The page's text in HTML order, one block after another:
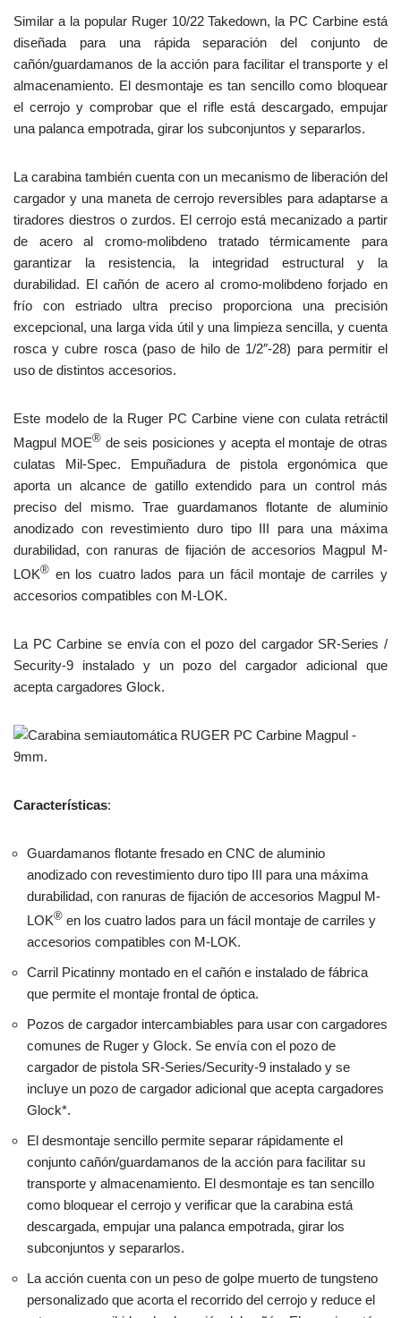
Similar a la popular Ruger 10/22 Takedown, la PC Carbine está
diseñada para una rápida separación del conjunto de
cañón/guardamanos de la acción para facilitar el transporte y el
almacenamiento. El desmontaje es tan sencillo como bloquear
el cerrojo y comprobar que el rifle está descargado, empujar
una palanca empotrada, girar los subconjuntos y separarlos.
La carabina también cuenta con un mecanismo de liberación del
cargador y una maneta de cerrojo reversibles para adaptarse a
tiradores diestros o zurdos. El cerrojo está mecanizado a partir
de acero al cromo-molibdeno tratado térmicamente para
garantizar la resistencia, la integridad estructural y la
durabilidad. El cañón de acero al cromo-molibdeno forjado en
frío con estriado ultra preciso proporciona una precisión
excepcional, una larga vida útil y una limpieza sencilla, y cuenta
rosca y cubre rosca (paso de hilo de 1/2″-28) para permitir el
uso de distintos accesorios.
Este modelo de la Ruger PC Carbine viene con culata retráctil
Magpul MOE®de seis posiciones y acepta el montaje de otras
culatas Mil-Spec. Empuñadura de pistola ergonómica que
aporta un alcance de gatillo extendido para un control más
preciso del mismo. Trae guardamanos flotante de aluminio
anodizado con revestimiento duro tipo III para una máxima
durabilidad, con ranuras de fijación de accesorios Magpul M-
LOK® en los cuatro lados para un fácil montaje de carriles y
accesorios compatibles con M-LOK.
La PC Carbine se envía con el pozo del cargador SR-Series /
Security-9 instalado y un pozo del cargador adicional que
acepta cargadores Glock.
Características:
Guardamanos flotante fresado en CNC de aluminio
anodizado con revestimiento duro tipo III para una máxima
durabilidad, con ranuras de fijación de accesorios Magpul M-
LOK® en los cuatro lados para un fácil montaje de carriles y
accesorios compatibles con M-LOK.
Carril Picatinny montado en el cañón e instalado de fábrica
que permite el montaje frontal de óptica.
Pozos de cargador intercambiables para usar con cargadores
comunes de Ruger y Glock. Se envía con el pozo de
cargador de pistola SR-Series/Security-9 instalado y se
incluye un pozo de cargador adicional que acepta cargadores
Glock*.
El desmontaje sencillo permite separar rápidamente el
conjunto cañón/guardamanos de la acción para facilitar su
transporte y almacenamiento. El desmontaje es tan sencillo
como bloquear el cerrojo y verificar que la carabina está
descargada, empujar una palanca empotrada, girar los
subconjuntos y separarlos.
La acción cuenta con un peso de golpe muerto de tungsteno
personalizado que acorta el recorrido del cerrojo y reduce el